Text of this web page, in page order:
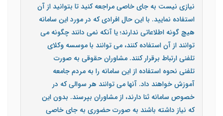
نیازی نیست به جای خاصی مراجعه کنید تا بتوانید از آن
استفاده نمایید. با این حال افرادی که در مورد این سامانه
هیچ گونه اطلاعاتی ندارند؛ یا آنکه نمی دانند چگونه می
توانند از آن استفاده کنند، می توانند با موسسه وکلای
تلفنی ارتباط برقرار کنند. مشاوران حقوقی به صورت
تلفنی نحوه استفاده از این سامانه را به مردم جامعه
آموزش خواهند داد. آنها می توانند هر سوالی که در
خصوص سامانه ثنا دارند، از مشاوران بپرسند. بدون این
که نیاز داشته باشند به صورت حضوری به جای خاصی